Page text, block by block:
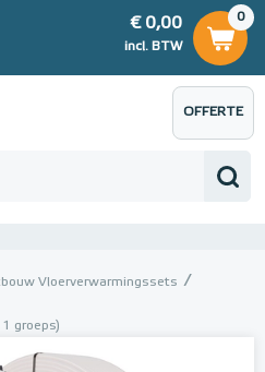
0
€ 0,00
incl. BTW
€ 0,00
OFFERTE
AANVRAGEN
Vloerverwarmingssets
groeps)